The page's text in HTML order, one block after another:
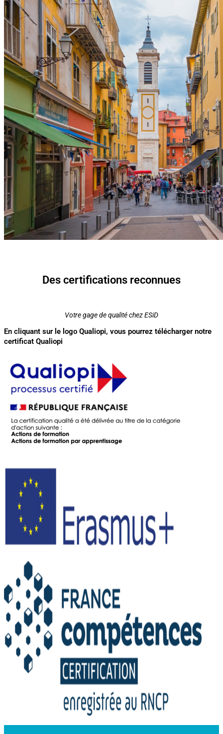
Des certifications reconnues
Votre gage de qualité chez ESiD
En cliquant sur le logo Qualiopi, vous pourrez télécharger notre
certificat Qualiopi